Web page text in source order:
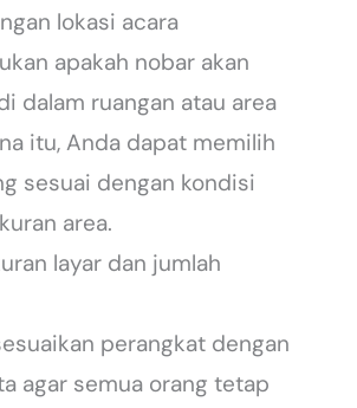
lokasi acara
apakah nobar akan
dalam ruangan atau area
itu, Anda dapat memilih
sesuai dengan kondisi
area.
layar dan jumlah
perangkat dengan
agar semua orang tetap